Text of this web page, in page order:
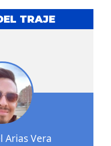
TRAJE
Arias Vera